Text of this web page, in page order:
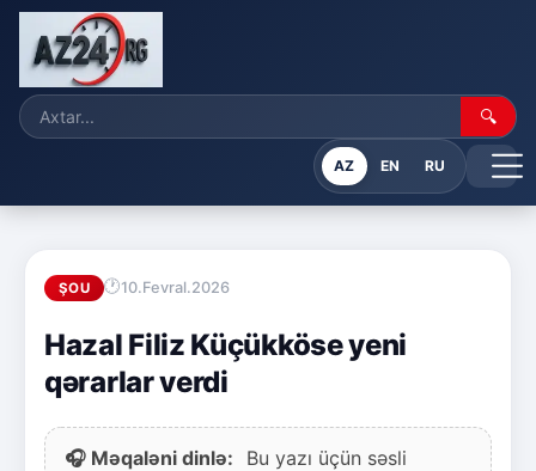
🔍
AZ EN RU
ŞOU 10.Fevral.2026
Hazal Filiz Küçükköse yeni
qərarlar verdi
🎧 Məqaləni dinlə:
Bu yazı üçün səsli